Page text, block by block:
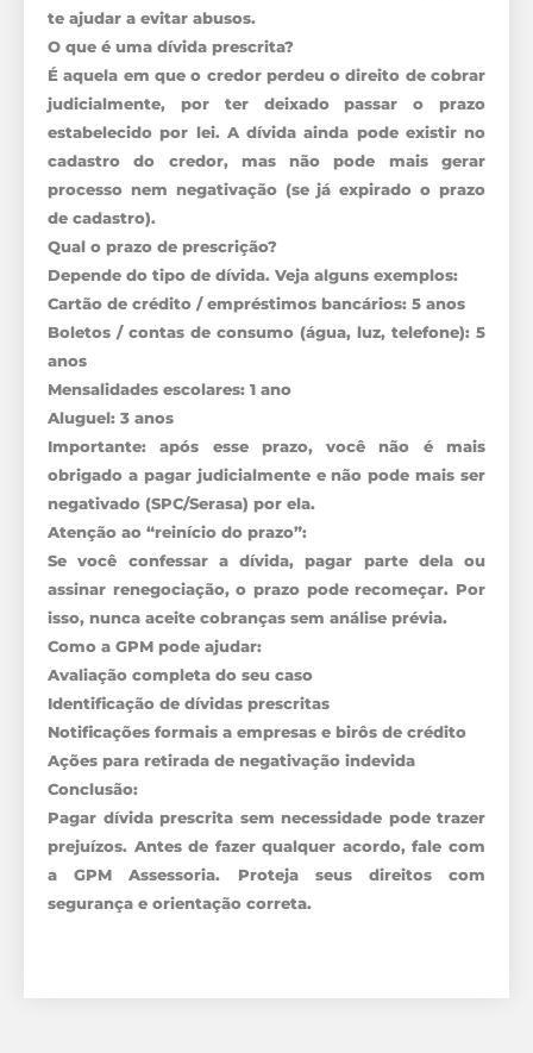
te ajudar a evitar abusos.
O que é uma dívida prescrita?
É aquela em que o credor perdeu o direito de cobrar
judicialmente, por ter deixado passar o prazo
estabelecido por lei. A dívida ainda pode existir no
cadastro do credor, mas não pode mais gerar
processo nem negativação (se já expirado o prazo
de cadastro).
Qual o prazo de prescrição?
Depende do tipo de dívida. Veja alguns exemplos:
Cartão de crédito / empréstimos bancários: 5 anos
Boletos / contas de consumo (água, luz, telefone): 5
anos
Mensalidades escolares: 1 ano
Aluguel: 3 anos
Importante: após esse prazo, você não é mais
obrigado a pagar judicialmente e não pode mais ser
negativado (SPC/Serasa) por ela.
Atenção ao “reinício do prazo”:
Se você confessar a dívida, pagar parte dela ou
assinar renegociação, o prazo pode recomeçar. Por
isso, nunca aceite cobranças sem análise prévia.
Como a GPM pode ajudar:
Avaliação completa do seu caso
Identificação de dívidas prescritas
Notificações formais a empresas e birôs de crédito
Ações para retirada de negativação indevida
Conclusão:
Pagar dívida prescrita sem necessidade pode trazer
prejuízos. Antes de fazer qualquer acordo, fale com
a GPM Assessoria. Proteja seus direitos com
segurança e orientação correta.